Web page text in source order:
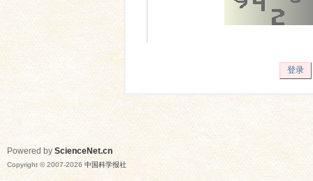
登录
Powered by ScienceNet.cn
Copyright © 2007-2026 中国科学报社